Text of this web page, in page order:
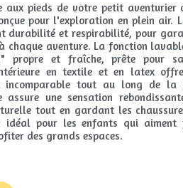
aux pieds de votre petit aventurier
pour l'exploration en plein air.
durabilité et respirabilité, pour
chaque aventure. La fonction
propre et fraîche, prête pour
en textile et en latex
incomparable tout au long de la
assure une sensation
tout en gardant les
idéal pour les enfants qui
des grands espaces.